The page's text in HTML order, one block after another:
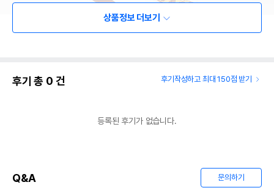
상품정보 더보기
후기 총 0 건 후기작성하고 최대 150점 받기
등록된 후기가 없습니다.
Q&A 문의하기